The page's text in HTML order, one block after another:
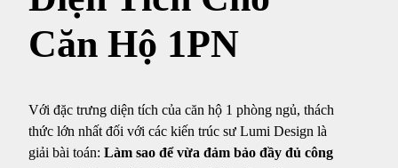
Căn Hộ 1PN
Với đặc trưng diện tích của căn hộ 1 phòng ngủ, thách
thức lớn nhất đối với các kiến trúc sư Lumi Design là
giải bài toán: Làm sao để vừa đảm bảo đầy đủ công